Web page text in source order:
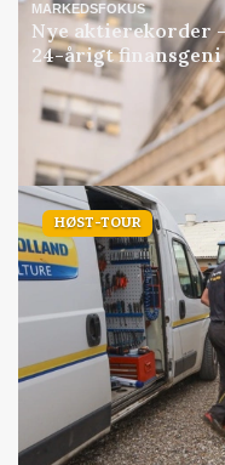
MARKEDSFOKUS
Nye aktierekorder
24-årigt finansgeni
HØST-TOUR